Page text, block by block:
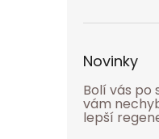
Novinky
Bolí vás po
vám
lepší